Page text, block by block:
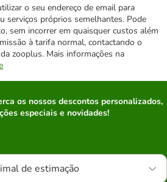
o seu endereço de email para
serviços próprios semelhantes. Pode
sem incorrer em quaisquer custos além
à tarifa normal, contactando o
zooplus. Mais informações na
os nossos descontos personalizados,
especiais e novidades!
de estimação